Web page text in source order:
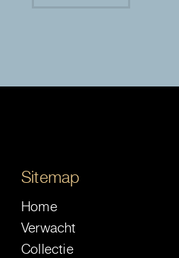
Sitemap
Home
Verwacht
Collectie